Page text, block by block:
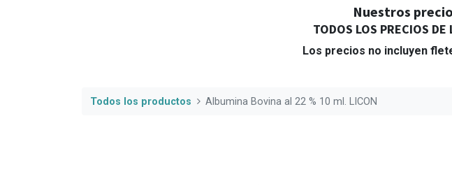
Nuestros
TODOS LOS PRECIOS DE
Los precios no incluyen
Todos los productos Albumina Bovina al 22 % 10 ml. LICON